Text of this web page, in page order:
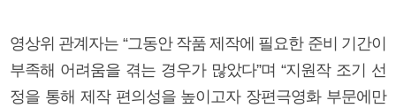
영상위 관계자는 “그동안 작품 제작에 필요한 준비 기간이
부족해 어려움을 겪는 경우가 많았다”며 “지원작 조기 선
정을 통해 제작 편의성을 높이고자 장편극영화 부문에만